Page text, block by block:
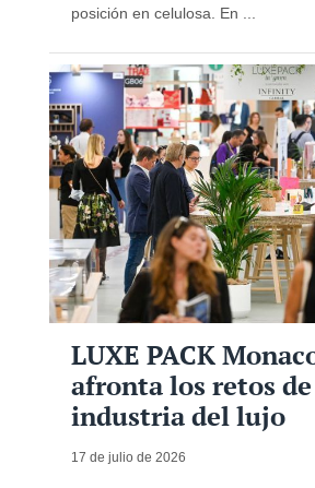
posición en celulosa. En ...
LUXE PACK
afronta los retos
industria del lujo
17 de julio de 2026